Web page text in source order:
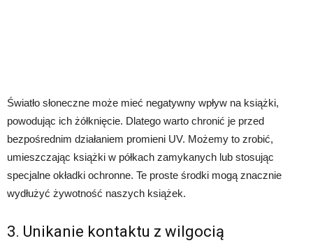
Światło słoneczne może mieć negatywny wpływ na książki,
powodując ich żółknięcie. Dlatego warto chronić je przed
bezpośrednim działaniem promieni UV. Możemy to zrobić,
umieszczając książki w półkach zamykanych lub stosując
specjalne okładki ochronne. Te proste środki mogą znacznie
wydłużyć żywotność naszych książek.
3. Unikanie kontaktu z wilgocią